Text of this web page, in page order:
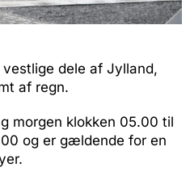
dele af Jylland,
af regn.
morgen klokken 05.00 til
og er gældende for en